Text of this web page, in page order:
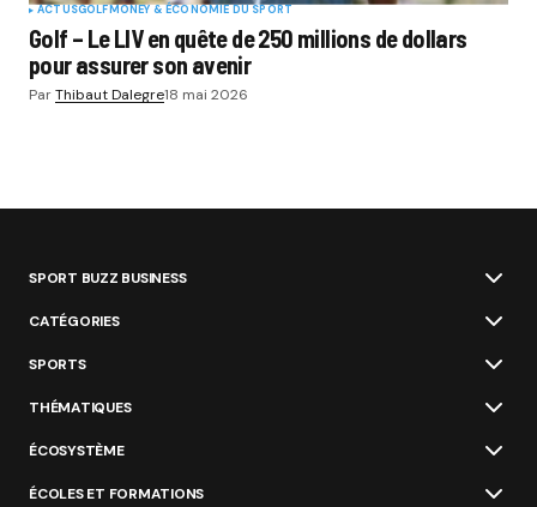
ACTUSGOLFMONEY & ÉCONOMIE DU SPORT
Golf – Le LIV en quête de 250 millions de dollars
pour assurer son avenir
ParThibaut Dalegre18 mai 2026
SPORT BUZZ BUSINESS
CATÉGORIES
SPORTS
THÉMATIQUES
ÉCOSYSTÈME
ÉCOLES ET FORMATIONS